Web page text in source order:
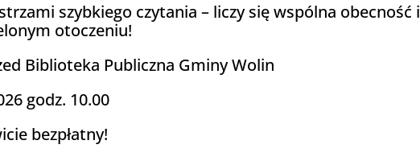
szybkiego czytania – liczy się wspólna obecność i
otoczeniu!
Biblioteka Publiczna Gminy Wolin
godz. 10.00
bezpłatny!